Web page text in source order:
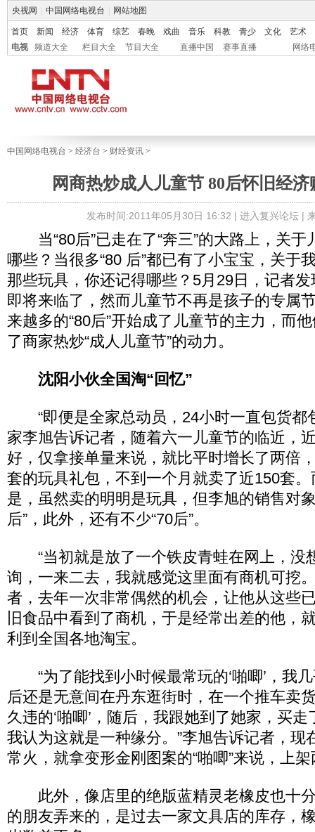
央视网 中国网络电视台 网站地图
首页 新闻 经济 体育 综艺 春晚 戏曲 音乐 科教 青少 文化
艺术
电视
频道大全 栏目大全 节目大全 直播中国 赛事直播 网络
中国网络电视台 > 经济台 > 财经资讯 >
网商热炒成人儿童节 80后怀旧经
发布时间:2011年05月30日 16:32 | 进入复兴论坛|
当“80后”已走在了“奔三”的大路上，关于
哪些？当很多“80 后”都已有了小宝宝，关于
那些玩具，你还记得哪些？5月29日，记者
即将来临了，然而儿童节不再是孩子的专属
来越多的“80后”开始成了儿童节的主力，而
了商家热炒“成人儿童节”的动力。
沈阳小伙全国淘“回忆”
“即便是全家总动员，24小时一直包货都
家李旭告诉记者，随着六一儿童节的临近，
好，仅拿接单量来说，就比平时增长了两倍
套的玩具礼包，不到一个月就卖了近150套
是，虽然卖的明明是玩具，但李旭的销售对
后”，此外，还有不少“70后”。
“当初就是放了一个铁皮青蛙在网上，没
询，一来二去，我就感觉这里面有商机可挖
者，去年一次非常偶然的机会，让他从这些
旧食品中看到了商机，于是经常出差的他，
利到全国各地淘宝。
“为了能找到小时候最常玩的‘啪唧’，我
后还是无意间在丹东逛街时，在一个推车卖
久违的‘啪唧’，随后，我跟她到了她家，买走
我认为这就是一种缘分。”李旭告诉记者，现
常火，就拿变形金刚图案的“啪唧”来说，上
此外，像店里的绝版蓝精灵老橡皮也十
的朋友弄来的，是过去一家文具店的库存，